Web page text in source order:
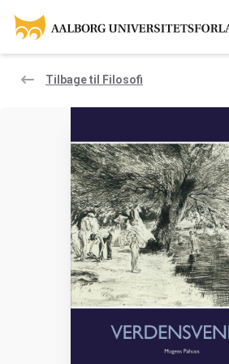
Tilbage til Filosofi